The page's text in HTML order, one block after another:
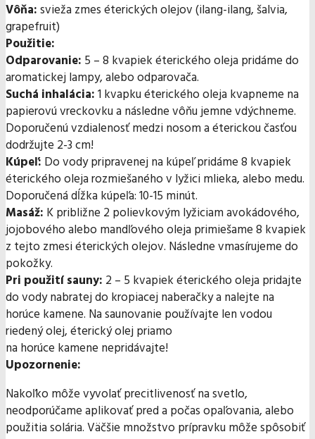
Vôňa:svieža zmes éterických olejov (ilang-ilang, šalvia,
grapefruit)
Použitie:
Odparovanie: 5 – 8 kvapiek éterického oleja pridáme do
aromatickej lampy, alebo odparovača.
Suchá inhalácia:1 kvapku éterického oleja kvapneme na
papierovú vreckovku a následne vôňu jemne vdýchneme.
Doporučenú vzdialenosť medzi nosom a éterickou časťou
dodržujte 2-3 cm!
Kúpeľ: Do vody pripravenej na kúpeľ pridáme 8 kvapiek
éterického oleja rozmiešaného v lyžici mlieka, alebo medu.
Doporučená dĺžka kúpeľa: 10-15 minút.
Masáž: K približne 2 polievkovým lyžiciam avokádového,
jojobového alebo mandľového oleja primiešame 8 kvapiek
z tejto zmesi éterických olejov. Následne vmasírujeme do
pokožky.
Pri použití sauny: 2 – 5 kvapiek éterického oleja pridajte
do vody nabratej do kropiacej naberačky a nalejte na
horúce kamene. Na saunovanie používajte len vodou
riedený olej, éterický olej priamo
na horúce kamene nepridávajte!
Upozornenie:
Nakoľko môže vyvolať precitlivenosť na svetlo,
neodporúčame aplikovať pred a počas opaľovania, alebo
použitia solária. Väčšie množstvo prípravku môže spôsobiť